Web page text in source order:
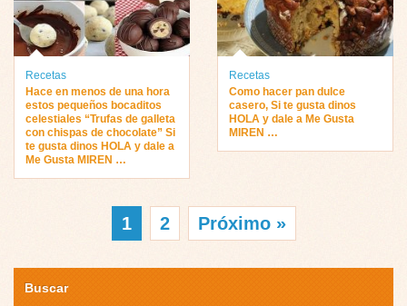
Recetas
Hace en menos de una hora
estos pequeños bocaditos
celestiales “Trufas de galleta
con chispas de chocolate” Si
te gusta dinos HOLA y dale a
Me Gusta MIREN …
Recetas
Como hacer pan dulce
casero, Si te gusta dinos
HOLA y dale a Me Gusta
MIREN …
1 2 Próximo »
Buscar